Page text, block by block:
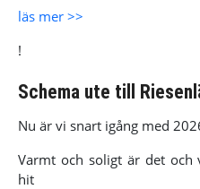
läs mer >>
!
Schema ute till
Nu är vi snart igång med
Varmt och soligt är det
hit